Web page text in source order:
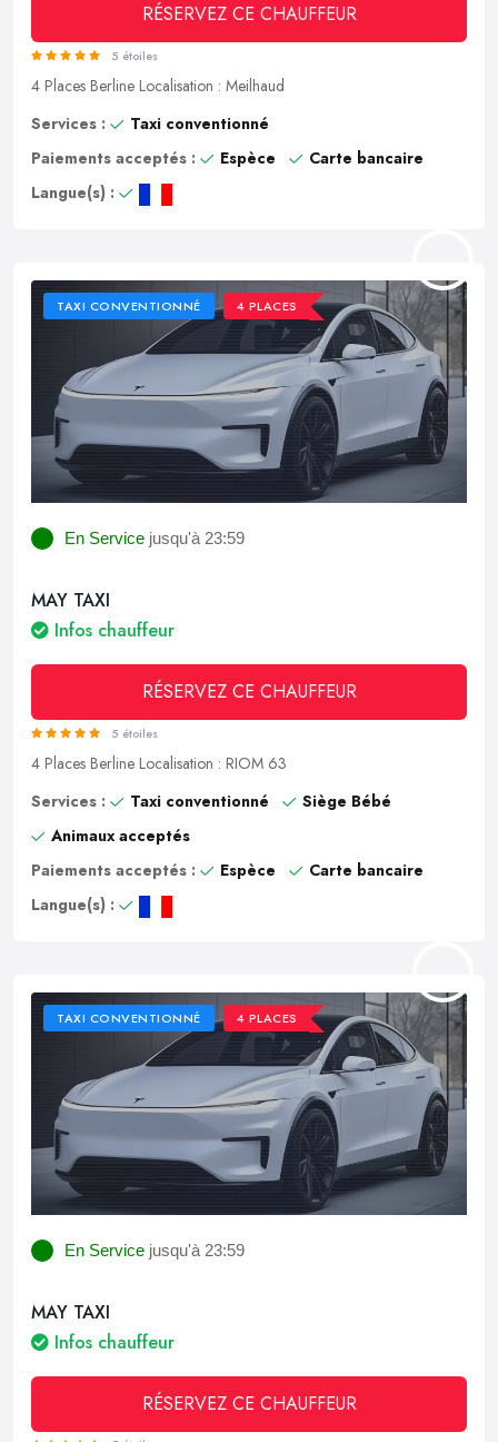
RÉSERVEZ CE CHAUFFEUR
5 étoiles
4 Places Berline Localisation : Meilhaud
Services :
Taxi conventionné
Paiements acceptés :
Espèce
Carte bancaire
Langue(s) :
TAXI CONVENTIONNÉ 4 PLACES
En Service jusqu'à 23:59
MAY TAXI
Infos chauffeur
RÉSERVEZ CE CHAUFFEUR
5 étoiles
4 Places Berline Localisation : RIOM 63
Services :
Taxi conventionné
Siège Bébé
Animaux acceptés
Paiements acceptés :
Espèce
Carte bancaire
Langue(s) :
TAXI CONVENTIONNÉ 4 PLACES
En Service jusqu'à 23:59
MAY TAXI
Infos chauffeur
RÉSERVEZ CE CHAUFFEUR